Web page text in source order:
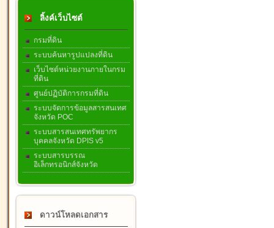
ลิ้งค์เว็บไซต์
กรมที่ดิน
ระบบค้นหารูปแปลงที่ดิน
เว็บไซต์หน่วยงานภายในกรม
ที่ดิน
ศูนย์ปฏิบัติการกรมที่ดิน
ระบบจัดการข้อมูลสารสนเทศ
จังหวัด POC
ระบบสารสนเทศทรัพยากร
บุคคลจังหวัด DPIS v5
ระบบสารบรรณ
อิเล็กทรอนิกส์จังหวัด
ดาวน์โหลดเอกสาร